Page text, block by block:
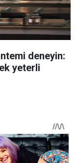
deneyin:
yeterli